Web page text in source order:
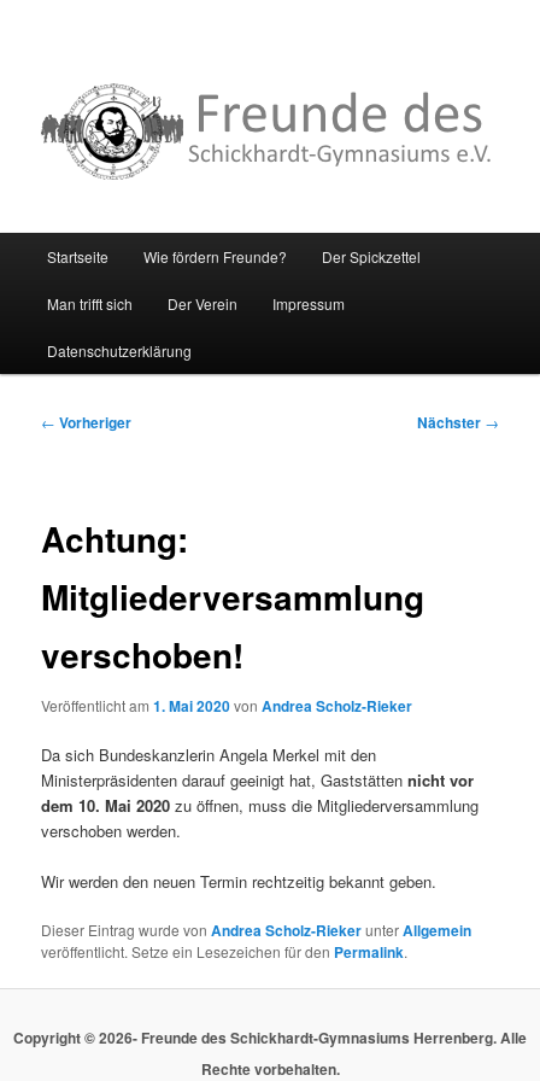
Zum
primären
Inhalt
springen
Startseite Wie fördern Freunde? Der Spickzettel
Man trifft sich Der Verein Impressum
Datenschutzerklärung
Beitragsnavigation
← Vorheriger Nächster →
Achtung:
Mitgliederversammlung
verschoben!
Veröffentlicht am1. Mai 2020vonAndrea Scholz-Rieker
Da sich Bundeskanzlerin Angela Merkel mit den
Ministerpräsidenten darauf geeinigt hat, Gaststättennicht vor
dem 10. Mai 2020zu öffnen, muss die Mitgliederversammlung
verschoben werden.
Wir werden den neuen Termin rechtzeitig bekannt geben.
Dieser Eintrag wurde vonAndrea Scholz-RiekerunterAllgemein
veröffentlicht. Setze ein Lesezeichen für den Permalink.
Copyright © 2026- Freunde des Schickhardt-Gymnasiums Herrenberg. Alle
Rechte vorbehalten.